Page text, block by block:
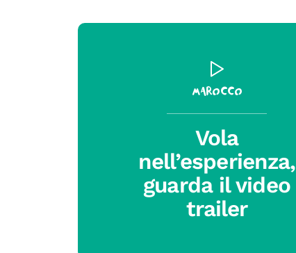
Marocco
Vola
nell’esperienza,
guarda il video
trailer